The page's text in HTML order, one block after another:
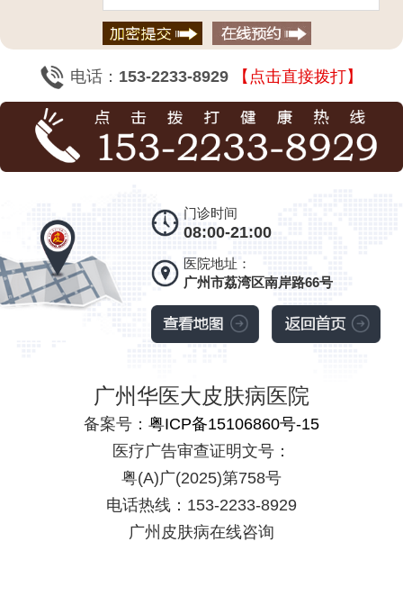
电话： 153-2233-8929 【点击直接拨打】
门诊时间
08:00-21:00
医院地址：
广州市荔湾区南岸路66号
广州华医大皮肤病医院
备案号： 粤ICP备15106860号-15
医疗广告审查证明文号：
粤(A)广(2025)第758号
电话热线：153-2233-8929
广州皮肤病在线咨询